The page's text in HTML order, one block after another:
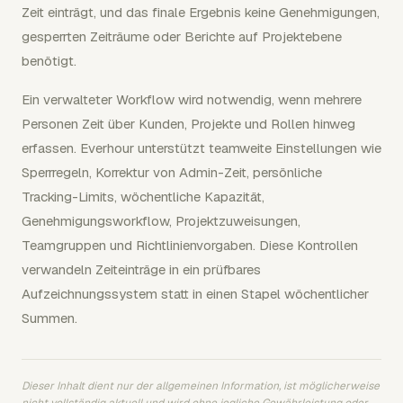
Zeit einträgt, und das finale Ergebnis keine Genehmigungen,
gesperrten Zeiträume oder Berichte auf Projektebene
benötigt.
Ein verwalteter Workflow wird notwendig, wenn mehrere
Personen Zeit über Kunden, Projekte und Rollen hinweg
erfassen. Everhour unterstützt teamweite Einstellungen wie
Sperrregeln, Korrektur von Admin-Zeit, persönliche
Tracking-Limits, wöchentliche Kapazität,
Genehmigungsworkflow, Projektzuweisungen,
Teamgruppen und Richtlinienvorgaben. Diese Kontrollen
verwandeln Zeiteinträge in ein prüfbares
Aufzeichnungssystem statt in einen Stapel wöchentlicher
Summen.
Dieser Inhalt dient nur der allgemeinen Information, ist möglicherweise